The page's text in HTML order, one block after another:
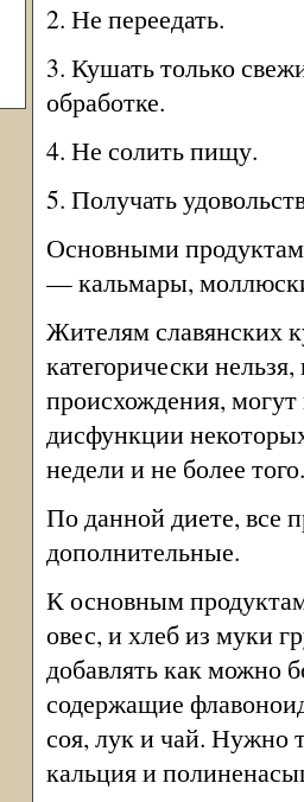
2. Не переедать.
3. Кушать только
обработке.
4. Не солить пищу.
5. Получать
Основными
— кальмары,
Жителям славянских
категорически
происхождения,
дисфункции
недели и не более того.
По данной диете, все
дополнительные.
К основным
овес, и хлеб из муки
добавлять как можно
содержащие
соя, лук и чай. Нужно
кальция и